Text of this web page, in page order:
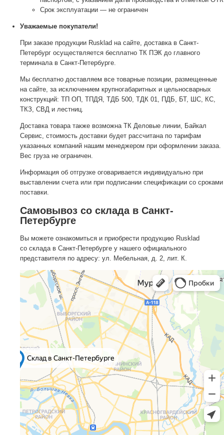
Срок эксплуатации — не ограничен
Уважаемые покупатели!
При заказе продукции Rusklad на сайте, доставка в Санкт-
Петербург осуществляется бесплатно ТК ПЭК до главного
терминала в Санкт-Петербурге.
Мы бесплатно доставляем все товарные позиции, размещенные
на сайте, за исключением крупногабаритных и цельносварных
конструкций: ТП ОП, ТПДЯ, ТДБ 500, ТДК 01, ПДБ, БТ, ШС, КС,
ТКЗ, СВД и лестниц.
Доставка товара также возможна ТК Деловые линии, Байкал
Сервис, стоимость доставки будет рассчитана по тарифам
указанных компаний нашим менеджером при оформлении заказа.
Вес груза не ограничен.
Информация об отгрузке оговаривается индивидуально при
выставлении счета или при подписании спецификации со сроками
поставки.
Самовывоз со склада в Санкт-
Петербурге
Вы можете ознакомиться и приобрести продукцию Rusklad
со склада в Санкт-Петербурге у нашего официального
представителя по адресу: ул. Мебельная, д. 2, лит. К.